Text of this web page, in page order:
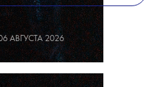
АВГУСТА 2026